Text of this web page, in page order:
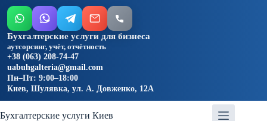
Бухгалтерские услуги для бизнеса
аутсорсинг, учёт, отчётность
+38 (063) 208-74-47
uabuhgalteria@gmail.com
Пн–Пт: 9:00–18:00
Киев, Шулявка, ул. А. Довженко, 12А
Бухгалтерские услуги Киев